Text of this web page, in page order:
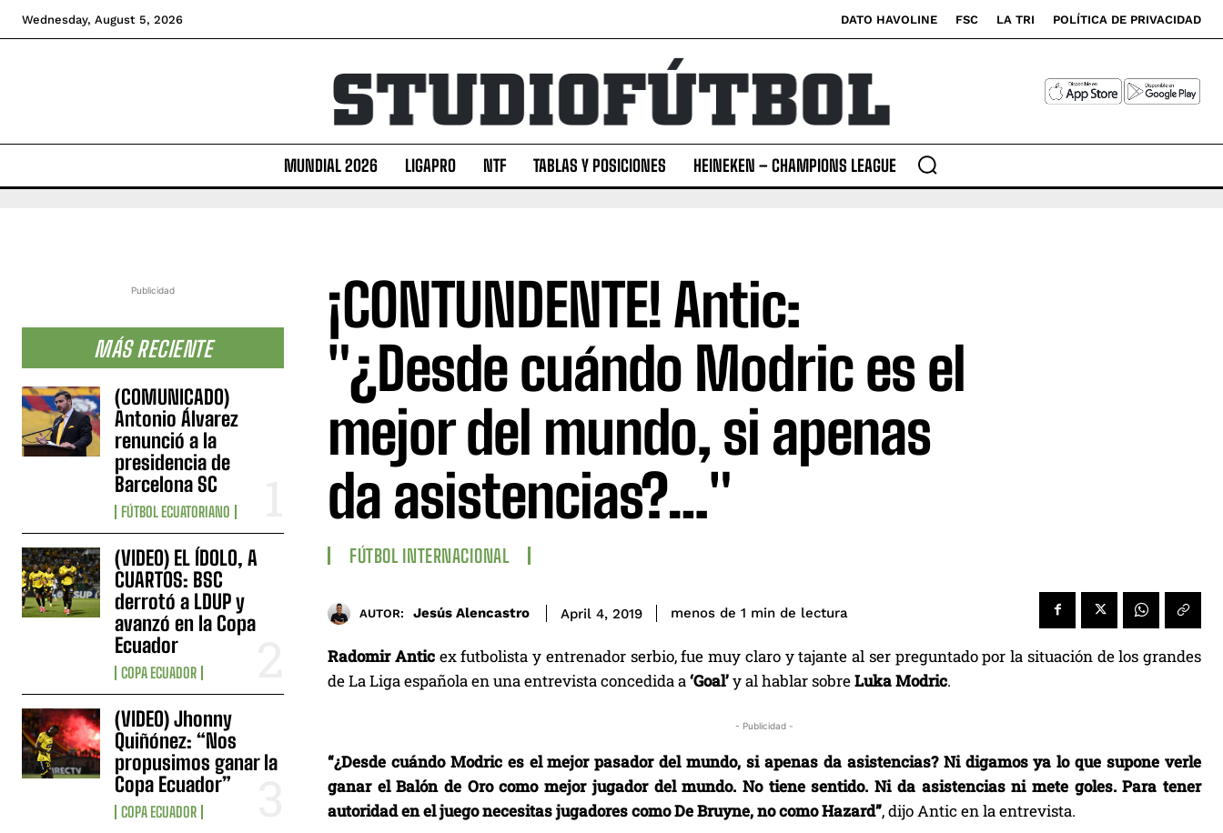
Wednesday, August 5, 2026 DATO HAVOLINE FSC LA TRI POLÍTICA DE PRIVACIDAD
MUNDIAL 2026 LIGAPRO NTF TABLAS Y POSICIONES HEINEKEN – CHAMPIONS LEAGUE
Publicidad
MÁS RECIENTE
(COMUNICADO)
Antonio Álvarez
renunció a la
presidencia de
Barcelona SC
FÚTBOL ECUATORIANO
(VIDEO) EL ÍDOLO, A
CUARTOS: BSC
derrotó a LDUP y
avanzó en la Copa
Ecuador
COPA ECUADOR
(VIDEO) Jhonny
Quiñónez: “Nos
propusimos ganar la
Copa Ecuador”
COPA ECUADOR
¡CONTUNDENTE! Antic:
"¿Desde cuándo Modric es el
mejor del mundo, si apenas
da asistencias?…"
FÚTBOL INTERNACIONAL
AUTOR: Jesús Alencastro April 4, 2019 menos de 1 min de lectura
Radomir Anticex futbolista y entrenador serbio, fue muy claro y tajante al ser preguntado por la situación de los grandes
de La Liga española en una entrevista concedida a‘Goal’y al hablar sobreLuka Modric.
- Publicidad -
“¿Desde cuándo Modric es el mejor pasador del mundo, si apenas da asistencias? Ni digamos ya lo que supone verle
ganar el Balón de Oro como mejor jugador del mundo. No tiene sentido. Ni da asistencias ni mete goles. Para tener
autoridad en el juego necesitas jugadores como De Bruyne, no como Hazard”, dijo Antic en la entrevista.